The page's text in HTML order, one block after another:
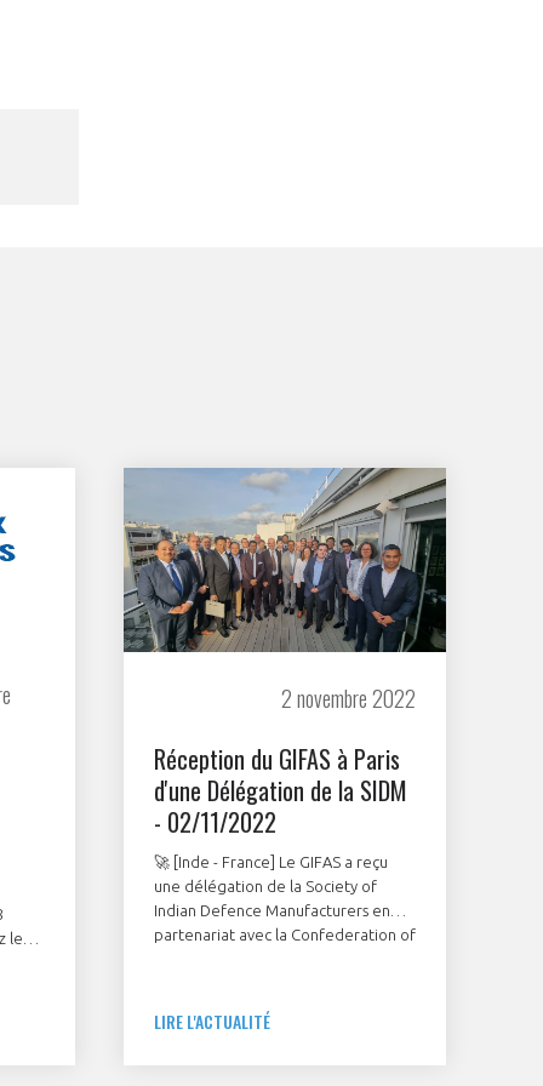
le
2 novembre 2022
Réception du GIFAS à Paris
d'une Délégation de la SIDM
- 02/11/2022
🚀 [Inde - France] Le GIFAS a reçu
une délégation de la Society of
Indian Defence Manufacturers en
partenariat avec la Confederation of
LIRE L'ACTUALITÉ